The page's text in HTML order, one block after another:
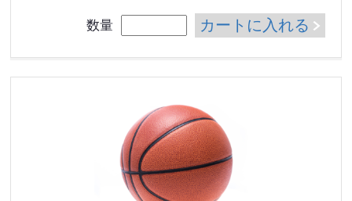
数量 カートに入れる